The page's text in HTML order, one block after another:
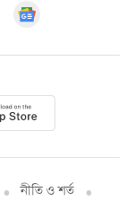
নীতি ও শর্ত